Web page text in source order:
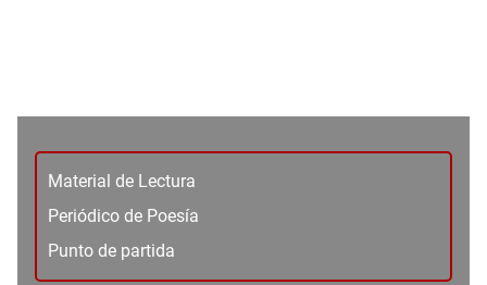
Material de Lectura
Periódico de Poesía
Punto de partida